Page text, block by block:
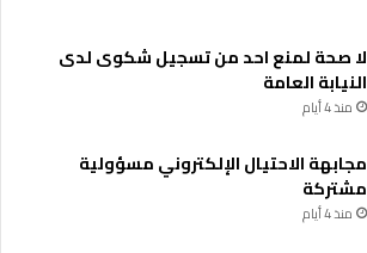
لا صحة لمنع احد من تسجيل شكوى لدى
النيابة العامة
منذ 4 أيام
مجابهة الاحتيال الإلكتروني مسؤولية
مشتركة
منذ 4 أيام